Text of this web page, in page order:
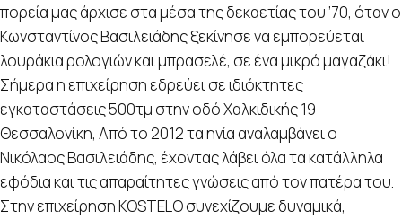
πορεία μας άρχισε στα μέσα της δεκαετίας του ’70, όταν ο
Κωνσταντίνος Βασιλειάδης ξεκίνησε να εμπορεύεται
λουράκια ρολογιών και μπρασελέ, σε ένα μικρό μαγαζάκι!
Σήμερα η επιχείρηση εδρεύει σε ιδιόκτητες
εγκαταστάσεις 500τμ στην οδό Χαλκιδικής 19
Θεσσαλονίκη, Από το 2012 τα ηνία αναλαμβάνει ο
Νικόλαος Βασιλειάδης, έχοντας λάβει όλα τα κατάλληλα
εφόδια και τις απαραίτητες γνώσεις από τον πατέρα του.
Στην επιχείρηση KOSTELO συνεχίζουμε δυναμικά,